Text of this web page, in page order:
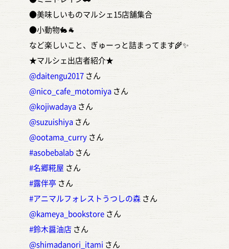
●美味しいものマルシェ15店舗集合
●小動物🐇🐐
など楽しいこと、ぎゅーっと詰まってます🌾✨
★マルシェ出店者紹介★
@daitengu2017さん
@nico_cafe_motomiyaさん
@kojiwadayaさん
@suzuishiyaさん
@ootama_curryさん
#asobebalabさん
#名郷糀屋 さん
#露伴亭 さん
#アニマルフォレストうつしの森さん
@kameya_bookstoreさん
#鈴木醤油店さん
@shimadanori_itami さん